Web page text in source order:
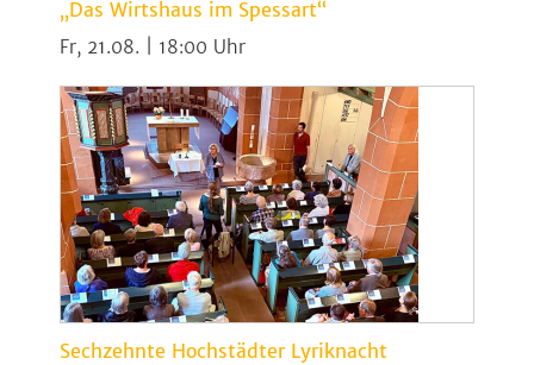
„Das Wirtshaus im Spessart“
Fr, 21.08. | 18:00
Sechzehnte Hochstädter Lyriknacht